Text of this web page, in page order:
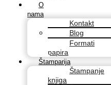
O
nama
Kontakt
Blog
Formati
papira
Štamparija
Štampanje
knjiga